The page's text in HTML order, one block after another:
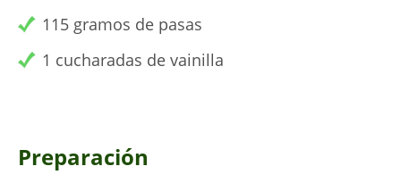
115 gramos de pasas
1 cucharadas de vainilla
Preparación